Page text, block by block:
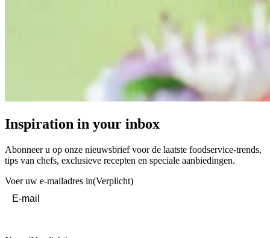
Inspiration in your inbox
Abonneer u op onze nieuwsbrief voor de laatste foodservice-trends,
tips van chefs, exclusieve recepten en speciale aanbiedingen.
Voer uw e-mailadres in(Verplicht)